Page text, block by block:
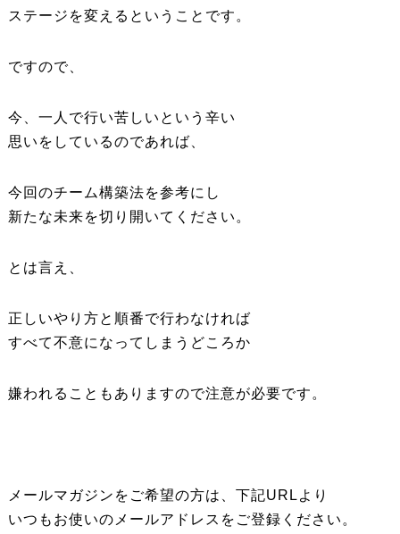
ステージを変えるということです。
ですので、
今、一人で行い苦しいという辛い
思いをしているのであれば、
今回のチーム構築法を参考にし
新たな未来を切り開いてください。
とは言え、
正しいやり方と順番で行わなければ
すべて不意になってしまうどころか
嫌われることもありますので注意が必要です。
メールマガジンをご希望の方は、下記URLより
いつもお使いのメールアドレスをご登録ください。